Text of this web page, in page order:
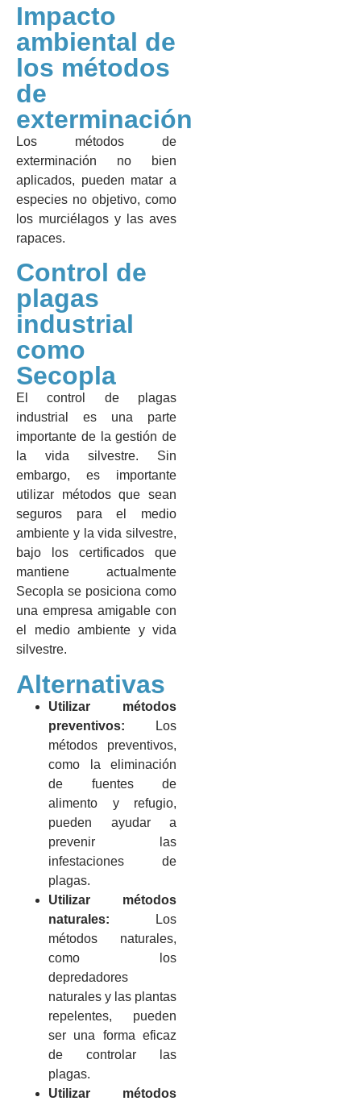
Impacto
ambiental de
los métodos
de
exterminación
Los métodos de
exterminación no bien
aplicados, pueden matar a
especies no objetivo, como
los murciélagos y las aves
rapaces.
Control de
plagas
industrial
como
Secopla
El control de plagas
industrial es una parte
importante de la gestión de
la vida silvestre. Sin
embargo, es importante
utilizar métodos que sean
seguros para el medio
ambiente y la vida silvestre,
bajo los certificados que
mantiene actualmente
Secopla se posiciona como
una empresa amigable con
el medio ambiente y vida
silvestre.
Alternativas
Utilizar métodos
preventivos: Los
métodos preventivos,
como la eliminación
de fuentes de
alimento y refugio,
pueden ayudar a
prevenir las
infestaciones de
plagas.
Utilizar métodos
naturales: Los
métodos naturales,
como los
depredadores
naturales y las plantas
repelentes, pueden
ser una forma eficaz
de controlar las
plagas.
Utilizar métodos